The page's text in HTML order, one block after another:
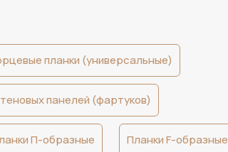
планки (универсальные)
панелей (фартуков)
П-образные Планки F-образные